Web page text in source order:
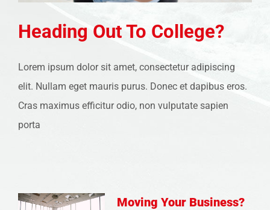
Heading Out To College?
Lorem ipsum dolor sit amet, consectetur adipiscing
elit. Nullam eget mauris purus. Donec et dapibus eros.
Cras maximus efficitur odio, non vulputate sapien
porta
Moving Your Business?